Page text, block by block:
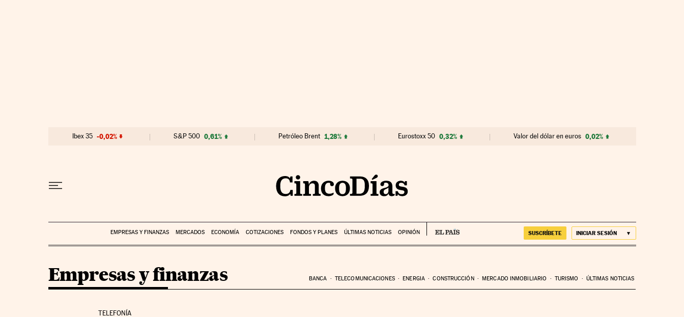
Ibex 35 -0,02% S&P 500 0,61% Petróleo Brent 1,28% Eurostoxx 50 0,32% Valor del dólar en euros 0,02%
EMPRESAS Y FINANZAS MERCADOS ECONOMÍA COTIZACIONES FONDOS Y PLANES ÚLTIMAS NOTICIAS OPINIÓN SUSCRÍBETE INICIAR SESIÓN
Empresas y finanzas BANCA TELECOMUNICACIONES ENERGIA CONSTRUCCIÓN MERCADO INMOBILIARIO TURISMO ÚLTIMAS NOTICIAS
TELEFONÍA